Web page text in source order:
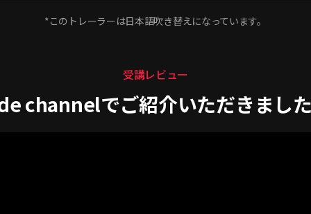
*このトレーラーは日本語吹き替えになっています。
受講レビュー
channelでご紹介いただきまし